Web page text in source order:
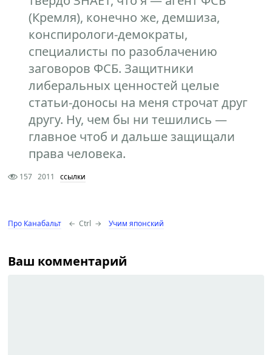
(Кремля), конечно же, демшиза,
конспирологи-демократы,
специалисты по разоблачению
заговоров ФСБ. Защитники
либеральных ценностей целые
статьи-доносы на меня строчат друг
другу. Ну, чем бы ни тешились —
главное чтоб и дальше защищали
права человека.
157 2011 ссылки
Про Канабальт ← Ctrl → Учим японский
Ваш комментарий